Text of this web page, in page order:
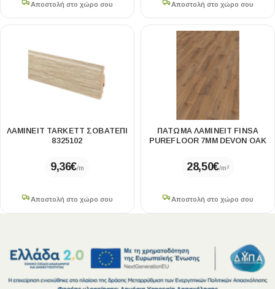
Αποστολή στο χώρο σου Αποστολή στο χώρο σου
ΛΑΜΙΝΕΙΤ TARKETT ΣΟΒΑΤΕΠΙ
8325102
9,36€/m
Αποστολή στο χώρο σου
ΠΑΤΩΜΑ ΛΑΜΙΝΕΙΤ FINSA
PUREFLOOR 7MM DEVON OAK
28,50€/m²
Αποστολή στο χώρο σου